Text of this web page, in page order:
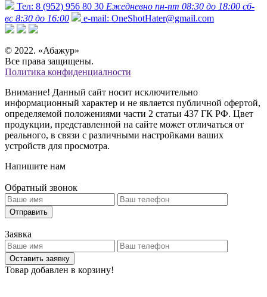
Тел: 8 (952) 956 80 30 Ежедневно пн-пт 08:30 до 18:00 сб-
вс 8:30 до 16:00
e-mail: OneShotHater@gmail.com
© 2022. «Абажур»
Все права защищены.
Политика конфиденциалности
Внимание! Данный сайт носит исключительно
информационный характер и не является публичной офертой,
определяемой положениями части 2 статьи 437 ГК РФ. Цвет
продукции, представленной на сайте может отличаться от
реального, в связи с различными настройками ваших
устройств для просмотра.
Напишите нам
Обратный звонок
Отправить
Заявка
Оставить заявку
Товар добавлен в корзину!